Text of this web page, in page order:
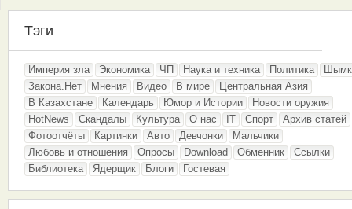
Тэги
Империя зла Экономика ЧП Наука и техника Политика
Закона.Нет
Мнения Видео В мире
Центральная Азия
В Казахстане
Календарь Юмор и Истории
Новости оружия
HotNews
Скандалы Культура О нас IT Спорт
Архив статей
Фотоотчёты
Картинки Авто Девчонки
Мальчики
Любовь и отношения
Опросы Download Обменник
Ссылки
Библиотека
Ядерщик Блоги Гостевая